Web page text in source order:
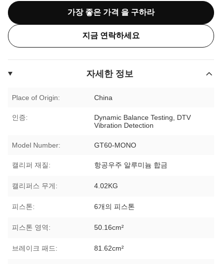
가장 좋은 가격 을 구하라
지금 연락하세요
자세한 정보
Place of Origin: China
인증:
Dynamic Balance Testing, DTV
Vibration Detection
Model Number: GT60-MONO
캘리퍼 재질: 항공우주 알루미늄 합금
캘리퍼스 무게: 4.02KG
피스톤: 6개의 피스톤
피스톤 영역: 50.16cm²
브레이크 패드: 81.62cm²